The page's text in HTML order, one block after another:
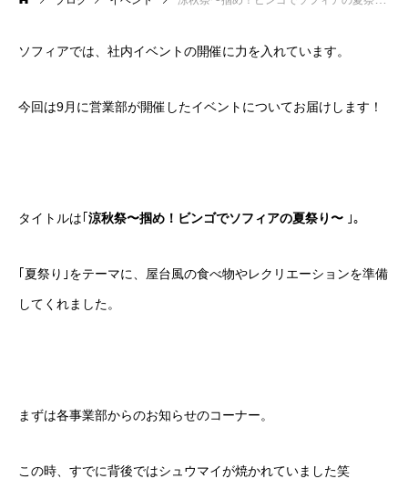
ソフィアでは、社内イベントの開催に力を入れています。
今回は9月に営業部が開催したイベントについてお届けします！
タイトルは｢ 涼秋祭〜掴め！ビンゴでソフィアの夏祭り〜 ｣。
｢夏祭り｣をテーマに、屋台風の食べ物やレクリエーションを準備
してくれました。
まずは各事業部からのお知らせのコーナー。
この時、すでに背後ではシュウマイが焼かれていました笑